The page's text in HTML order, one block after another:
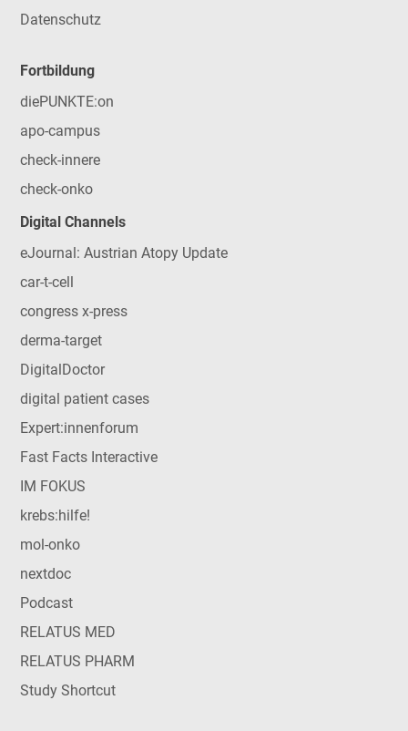
Datenschutz
Fortbildung
diePUNKTE:on
apo-campus
check-innere
check-onko
Digital Channels
eJournal: Austrian Atopy Update
car-t-cell
congress x-press
derma-target
DigitalDoctor
digital patient cases
Expert:innenforum
Fast Facts Interactive
IM FOKUS
krebs:hilfe!
mol-onko
nextdoc
Podcast
RELATUS MED
RELATUS PHARM
Study Shortcut